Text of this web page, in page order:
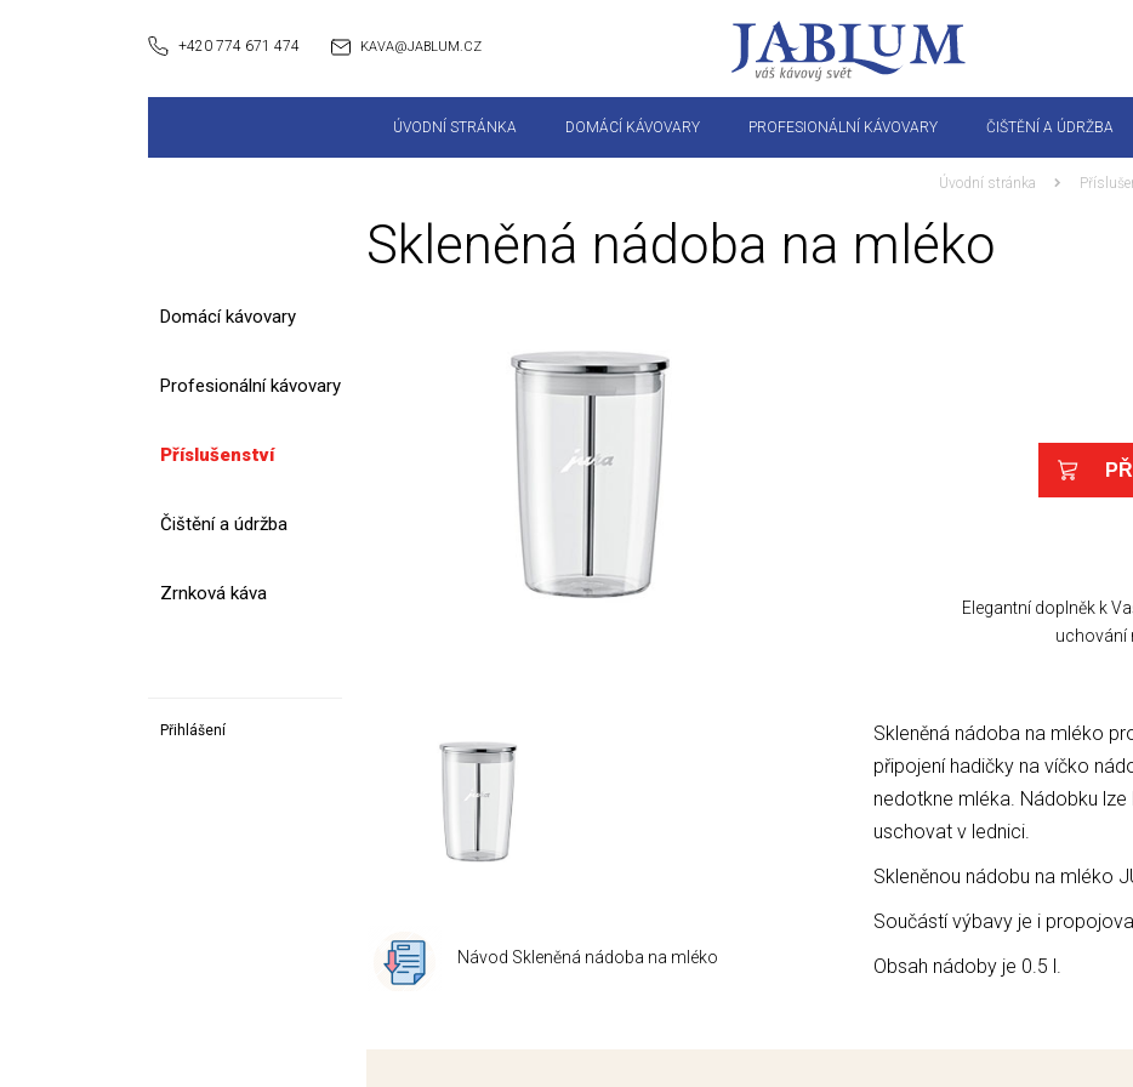
ÚVODNÍ STRÁNKA DOMÁCÍ KÁVOVARY PROFESIONÁLNÍ KÁVOVARY ČIŠTĚNÍ A ÚDRŽBA
+420 774 671 474 KAVA@JABLUM.CZ
Skleněná nádoba na mléko
Úvodní stránka
Elegantní doplněk k
uchování
Skleněná nádoba na mléko
připojení hadičky na víčko
nedotkne mléka. Nádobku
uschovat v lednici.
Skleněnou nádobu na mléko
Součástí výbavy je i
Obsah nádoby je 0.5 l.
Návod Skleněná nádoba na mléko
Domácí kávovary
Profesionální kávovary
Příslušenství
Čištění a údržba
Zrnková káva
Přihlášení